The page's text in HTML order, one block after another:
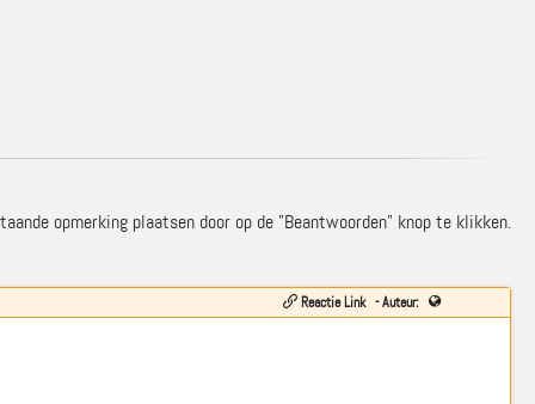
opmerking plaatsen door op de "Beantwoorden" knop te klikken.
- Auteur:
Reactie Link